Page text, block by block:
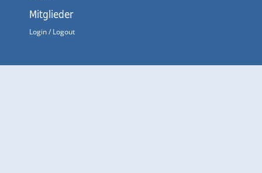
Mitglieder
Login / Logout